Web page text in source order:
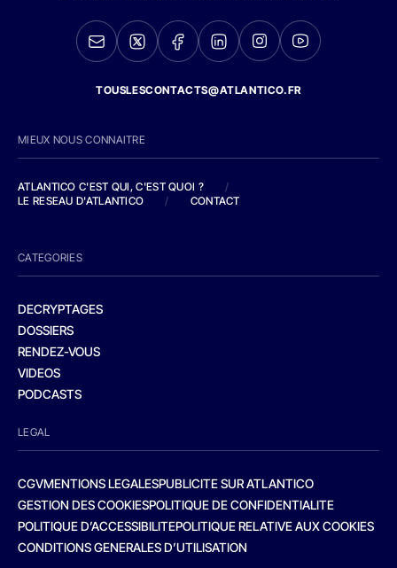
TOUSLESCONTACTS@ATLANTICO.FR
MIEUX NOUS CONNAITRE
ATLANTICO C'EST QUI, C'EST QUOI ?
/
LE RESEAU D'ATLANTICO
/ CONTACT
CATEGORIES
DECRYPTAGES
DOSSIERS
RENDEZ-VOUS
VIDEOS
PODCASTS
LEGAL
CGVMENTIONS LEGALESPUBLICITE SUR ATLANTICO
GESTION DES COOKIESPOLITIQUE DE CONFIDENTIALITE
POLITIQUE D’ACCESSIBILITEPOLITIQUE RELATIVE AUX COOKIES
CONDITIONS GENERALES D’UTILISATION